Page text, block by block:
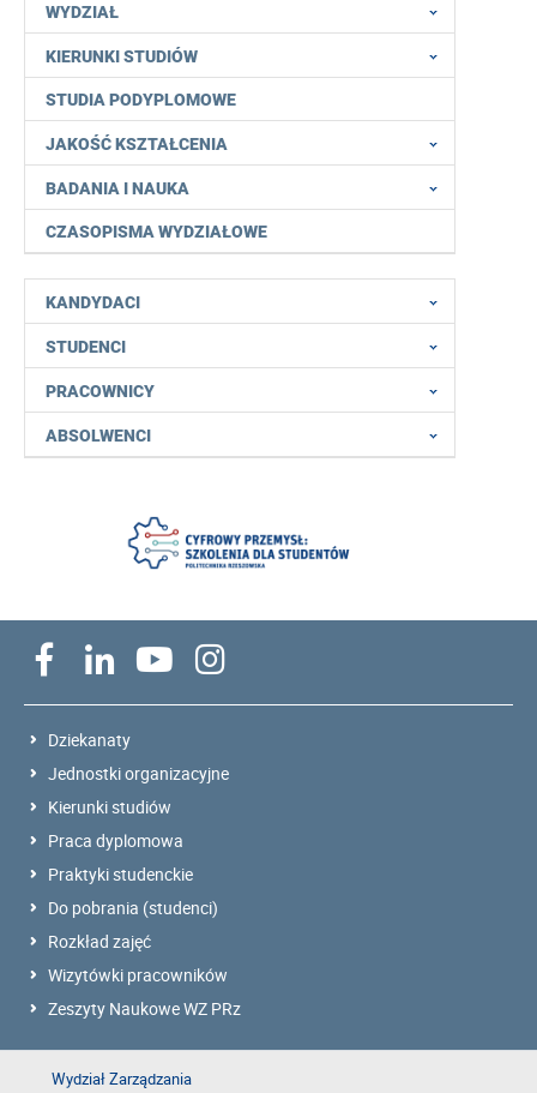
WYDZIAŁ
KIERUNKI STUDIÓW
STUDIA PODYPLOMOWE
JAKOŚĆ KSZTAŁCENIA
BADANIA I NAUKA
CZASOPISMA WYDZIAŁOWE
KANDYDACI
STUDENCI
PRACOWNICY
ABSOLWENCI
Dziekanaty
Jednostki organizacyjne
Kierunki studiów
Praca dyplomowa
Praktyki studenckie
Do pobrania (studenci)
Rozkład zajęć
Wizytówki pracowników
Zeszyty Naukowe WZ PRz
Wydział Zarządzania